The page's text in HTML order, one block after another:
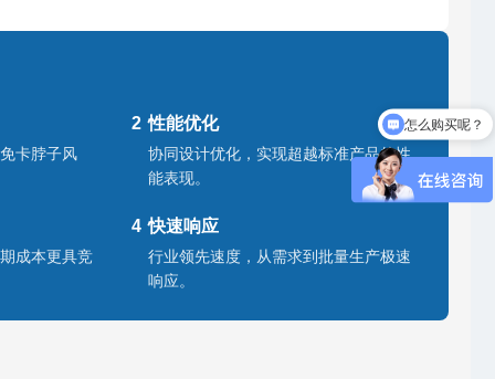
卡脖子风
2 性能优化
协同设计优化，实现超越标准产品的性
能表现。
成本更具竞
4 快速响应
行业领先速度，从需求到批量生产极速
响应。
怎么购买呢？